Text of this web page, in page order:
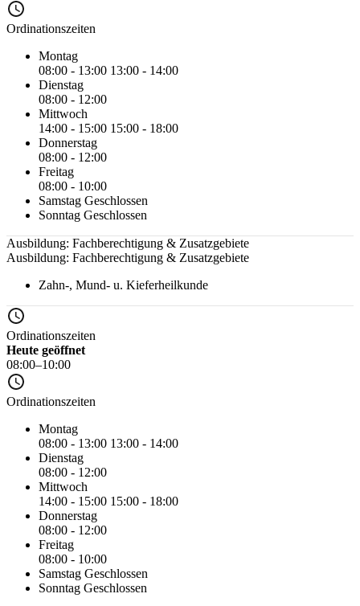
Ordinationszeiten
Montag
08:00 - 13:00 13:00 - 14:00
Dienstag
08:00 - 12:00
Mittwoch
14:00 - 15:00 15:00 - 18:00
Donnerstag
08:00 - 12:00
Freitag
08:00 - 10:00
Samstag Geschlossen
Sonntag Geschlossen
Ausbildung: Fachberechtigung & Zusatzgebiete
Ausbildung: Fachberechtigung & Zusatzgebiete
Zahn-, Mund- u. Kieferheilkunde
Ordinationszeiten
Heute geöffnet
08:00–10:00
Ordinationszeiten
Montag
08:00 - 13:00 13:00 - 14:00
Dienstag
08:00 - 12:00
Mittwoch
14:00 - 15:00 15:00 - 18:00
Donnerstag
08:00 - 12:00
Freitag
08:00 - 10:00
Samstag Geschlossen
Sonntag Geschlossen